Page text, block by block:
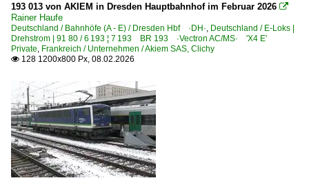
193 013 von AKIEM in Dresden Hauptbahnhof im Februar 2026 
Rainer Haufe
Deutschland / Bahnhöfe (A - E) / Dresden Hbf ·DH·, Deutschland / E-Loks |
Drehstrom | 91 80 / 6 193 ¦ 7 193 BR 193 ·Vectron AC/MS· 'X4 E'
Private, Frankreich / Unternehmen / Akiem SAS, Clichy
 128 1200x800 Px, 08.02.2026